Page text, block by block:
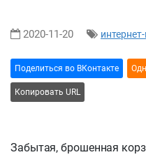
2020-11-20
Поделиться во ВКонтакте
Копировать URL
Забытая, брошенная